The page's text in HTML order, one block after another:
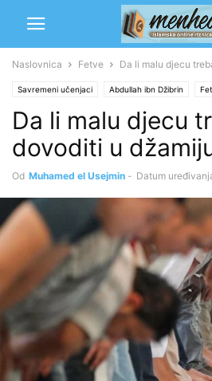
Naslovnica Fetve Da li malu djecu
Savremeni učenjaci Abdullah ibn Džibrin
Muhamed b. Salih el-Usejmin
Da li malu djecu
dovoditi u
Od Muhamed el Usejmin - Datum